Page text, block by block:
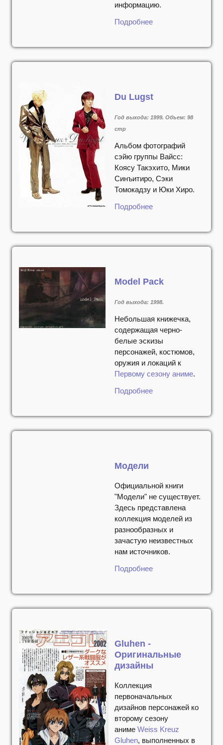
информацию.
Подробнее
Du Lugst
Год выхода: 1999. Объем: 98
стр
Альбом фотографий
сэйю группы Вайсс:
Коясу Такэхито, Мики
Синъитиро, Сэки
Томокадзу и Юки Хиро.
Подробнее
Model Pack
Год выхода: 1998.
Небольшая книжечка,
содержащая черно-
белые эскизы
персонажей, костюмов,
оружия и локаций к
Первому сезону аниме.
Подробнее
Модели
Официальной книги
"Модели" не существует.
Здесь представлена
коллекция моделей из
разнообразных и
зачастую неизвестных
нам источников.
Подробнее
Gluhen -
Оригинальные
дизайны
Коллекция
первоначальных
дизайнов персонажей ко
второму сезону
аниме Weiss Kreuz
Gluhen, выполненных в